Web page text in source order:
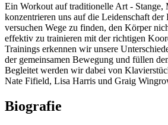
Ein Workout auf traditionelle Art - Stange,
konzentrieren uns auf die Leidenschaft
versuchen Wege zu finden, den Körper
effektiv zu trainieren mit der richtigen
Trainings erkennen wir unsere
der gemeinsamen Bewegung und füllen
Begleitet werden wir dabei von
Nate Fifield, Lisa Harris und Graig
Biografie